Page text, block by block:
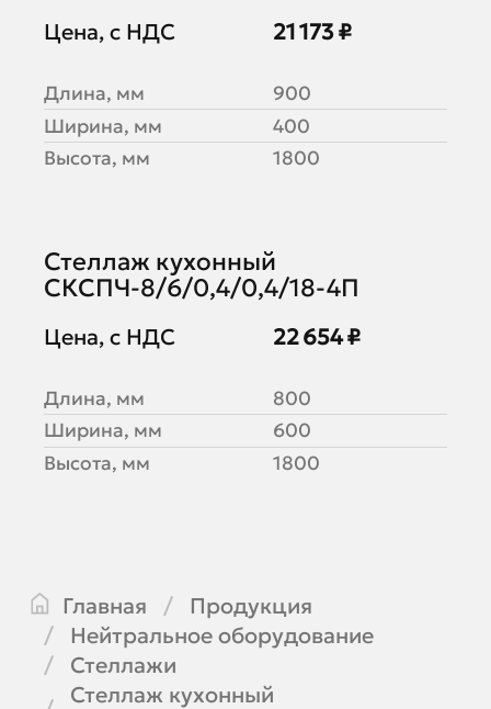
Цена, с НДС 21 173 ₽
Длина, мм
900
Ширина, мм
400
Высота, мм
1800
Стеллаж кухонный
СКСПЧ-8/6/0,4/0,4/18-4П
Цена, с НДС 22 654 ₽
Длина, мм
800
Ширина, мм
600
Высота, мм
1800
Главная
Продукция
Нейтральное оборудование
Стеллажи
Стеллаж кухонный